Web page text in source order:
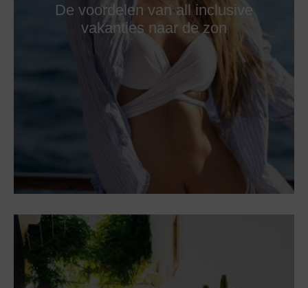
De voordelen van all inclusive
vakanties naar de zon